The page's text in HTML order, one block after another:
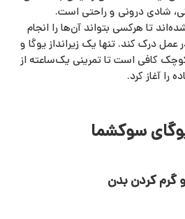
شادی درونی و راحتی است.
تا هرکسی بتواند آن‌ها را انجام
درک کند. تنها یک زیرانداز یوگا و
کافی است تا تمرینی یک‌ساعته از
را آغاز کرد.
سوکشما